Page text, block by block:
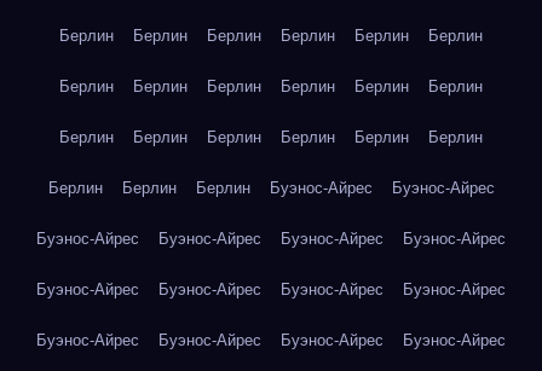
Берлин Берлин Берлин Берлин Берлин Берлин
Берлин Берлин Берлин Берлин Берлин Берлин
Берлин Берлин Берлин Берлин Берлин Берлин
Берлин Берлин Берлин Буэнос-Айрес Буэнос-Айрес
Буэнос-Айрес Буэнос-Айрес Буэнос-Айрес Буэнос-Айрес
Буэнос-Айрес Буэнос-Айрес Буэнос-Айрес Буэнос-Айрес
Буэнос-Айрес Буэнос-Айрес Буэнос-Айрес Буэнос-Айрес